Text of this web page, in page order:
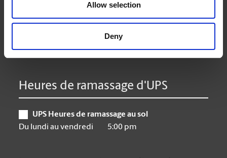
Allow selection
Deny
Vendredi
9:00 am - 6:30 pm
9:30 am - 4:00 pm
Dimanche
Closed
Heures de ramassage d'UPS
UPS Heures de ramassage au sol
Du lundi au vendredi
5:00 pm